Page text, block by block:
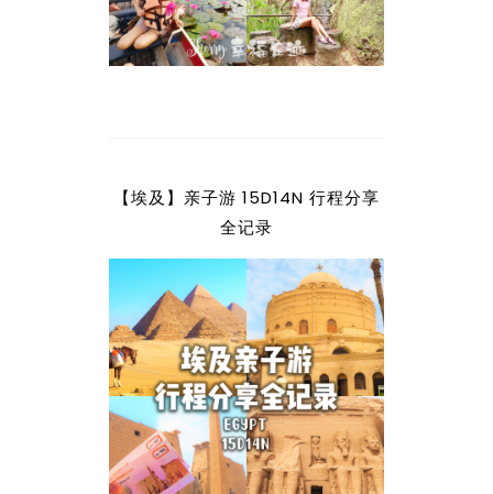
【埃及】亲子游 15D14N 行程分享
全记录